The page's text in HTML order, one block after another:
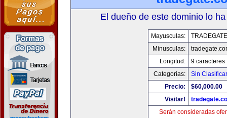
El dueño de este dominio lo
Mayusculas:
Minusculas:
Longitud:
9 caracteres
Categorias:
Sin Clasificar
Precio:
$60,000.00
Visitar!
Serán consideradas